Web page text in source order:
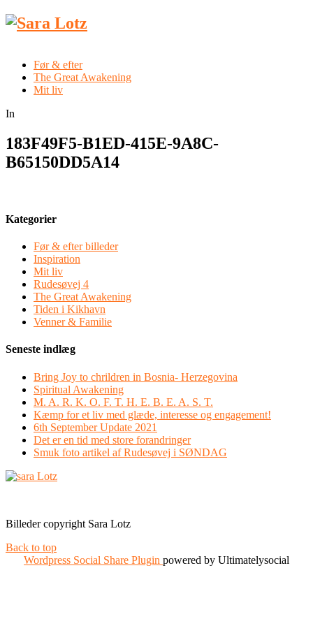
Før & efter
The Great Awakening
Mit liv
In
183F49F5-B1ED-415E-9A8C-
B65150DD5A14
Kategorier
Før & efter billeder
Inspiration
Mit liv
Rudesøvej 4
The Great Awakening
Tiden i Kikhavn
Venner & Familie
Seneste indlæg
Bring Joy to chrildren in Bosnia- Herzegovina
Spiritual Awakening
M. A. R. K. O. F. T. H. E. B. E. A. S. T.
Kæmp for et liv med glæde, interesse og engagement!
6th September Update 2021
Det er en tid med store forandringer
Smuk foto artikel af Rudesøvej i SØNDAG
Billeder copyright Sara Lotz
Back to top
Wordpress Social Share Plugin powered by Ultimatelysocial